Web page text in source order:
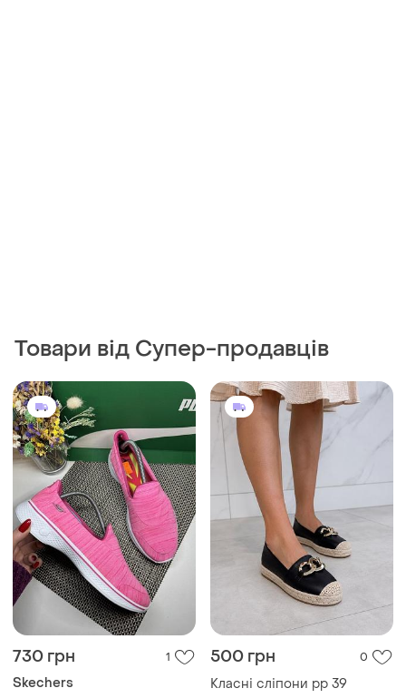
730 грн
Skechers
Оригінальні легкі слипони
39
500 грн
Класні сліпони рр 39